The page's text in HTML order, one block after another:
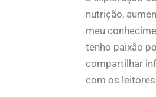
nutrição,
meu
tenho paixão
compartilhar
com os